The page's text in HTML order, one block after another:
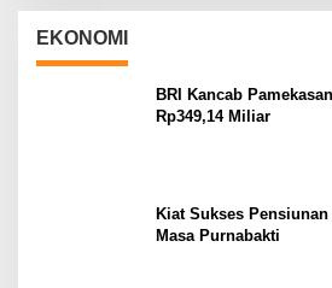
EKONOMI
BRI Kancab
Rp349,14 Miliar
Kiat Sukses
Masa Purnabakti